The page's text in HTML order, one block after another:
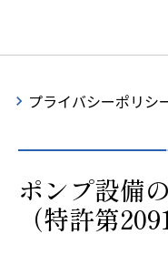
プライバシーポリシ
ポンプ設備
（特許第